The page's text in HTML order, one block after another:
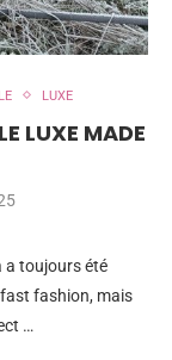
LUXE
LUXE MADE
a toujours été
fast fashion, mais
…